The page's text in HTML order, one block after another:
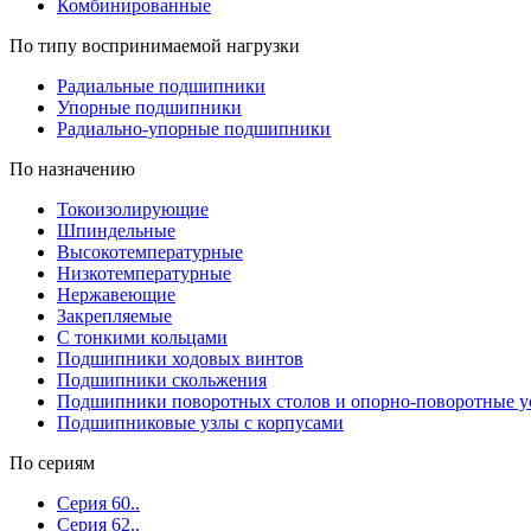
Комбинированные
По типу воспринимаемой нагрузки
Радиальные подшипники
Упорные подшипники
Радиально-упорные подшипники
По назначению
Токоизолирующие
Шпиндельные
Высокотемпературные
Низкотемпературные
Нержавеющие
Закрепляемые
С тонкими кольцами
Подшипники ходовых винтов
Подшипники скольжения
Подшипники поворотных столов и опорно-поворотные
Подшипниковые узлы с корпусами
По сериям
Серия 60..
Серия 62..